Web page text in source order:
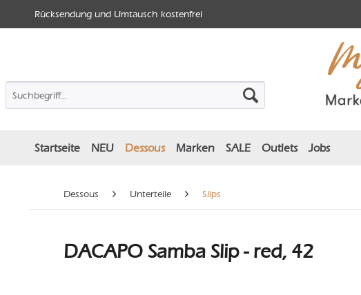
Rücksendung und Umtausch kostenfrei
Startseite NEU Dessous Marken SALE Outlets Jobs
Dessous Unterteile Slips
DACAPO Samba Slip - red, 42